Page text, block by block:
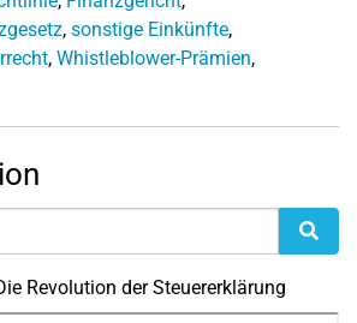
, sonstige Einkünfte,
, Whistleblower-Prämien,
Revolution der Steuererklärung